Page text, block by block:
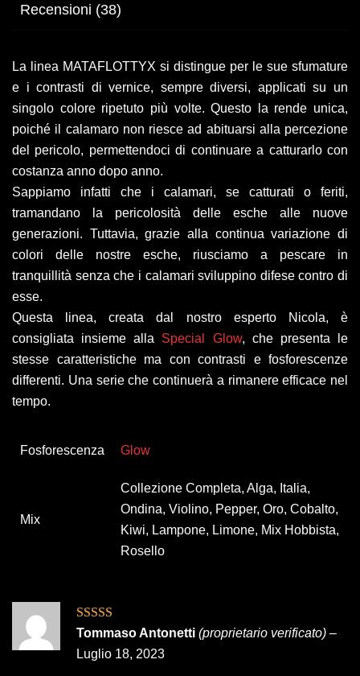
Recensioni (38)
La linea MATAFLOTTYX si distingue per le sue sfumature
e i contrasti di vernice, sempre diversi, applicati su un
singolo colore ripetuto più volte. Questo la rende unica,
poiché il calamaro non riesce ad abituarsi alla percezione
del pericolo, permettendoci di continuare a catturarlo con
costanza anno dopo anno.
Sappiamo infatti che i calamari, se catturati o feriti,
tramandano la pericolosità delle esche alle nuove
generazioni. Tuttavia, grazie alla continua variazione di
colori delle nostre esche, riusciamo a pescare in
tranquillità senza che i calamari sviluppino difese contro di
esse.
Questa linea, creata dal nostro esperto Nicola, è
consigliata insieme alla Special Glow, che presenta le
stesse caratteristiche ma con contrasti e fosforescenze
differenti. Una serie che continuerà a rimanere efficace nel
tempo.
Fosforescenza Glow
Mix
Collezione Completa, Alga, Italia,
Ondina, Violino, Pepper, Oro, Cobalto,
Kiwi, Lampone, Limone, Mix Hobbista,
Rosello
Valutato5su
5
Tommaso Antonetti (proprietario verificato) –
Luglio 18, 2023